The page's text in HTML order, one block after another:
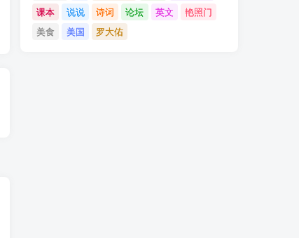
课本
说说 诗词 论坛 英文
艳照门
美食
美国 罗大佑